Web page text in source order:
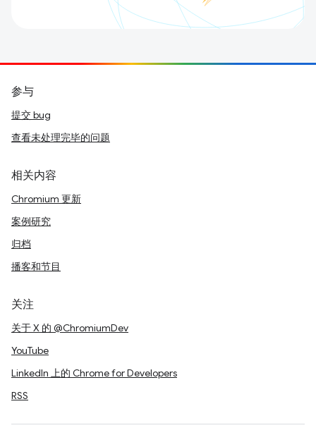
参与
提交 bug
查看未处理完毕的问题
相关内容
Chromium 更新
案例研究
归档
播客和节目
关注
关于 X 的 @ChromiumDev
YouTube
LinkedIn 上的 Chrome for Developers
RSS